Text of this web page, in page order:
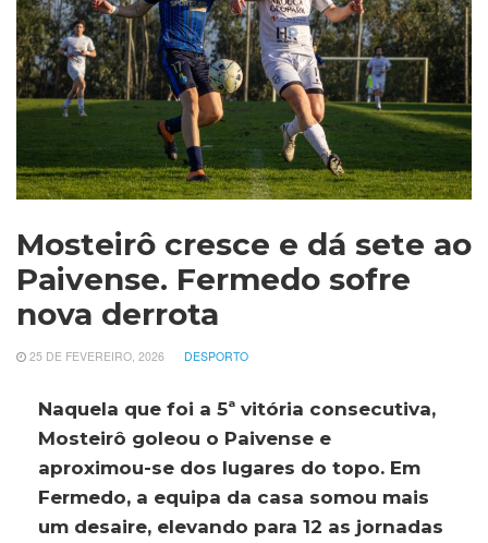
Mosteirô cresce e dá sete ao
Paivense. Fermedo sofre
nova derrota
25 DE FEVEREIRO, 2026 DESPORTO
Naquela que foi a 5ª vitória consecutiva,
Mosteirô goleou o Paivense e
aproximou-se dos lugares do topo. Em
Fermedo, a equipa da casa somou mais
um desaire, elevando para 12 as jornadas